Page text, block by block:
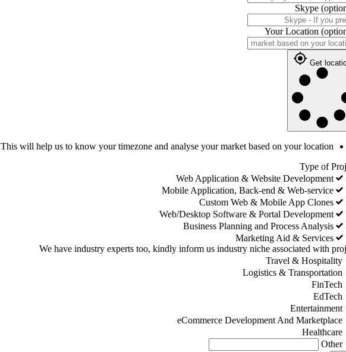
Skype
Your Location
Get
This will help us to know your timezone and analyse your market based on your location
Type of
Web Application & Website Development
Mobile Application, Back-end & Web-service
Custom Web & Mobile App Clones
Web/Desktop Software & Portal Development
Business Planning and Process Analysis
Marketing Aid & Services
We have industry experts too, kindly inform us industry niche associated with
Travel & Hospitality
Logistics & Transportation
FinTech
EdTech
Entertainment
eCommerce Development And Marketplace
Healthcare
Other